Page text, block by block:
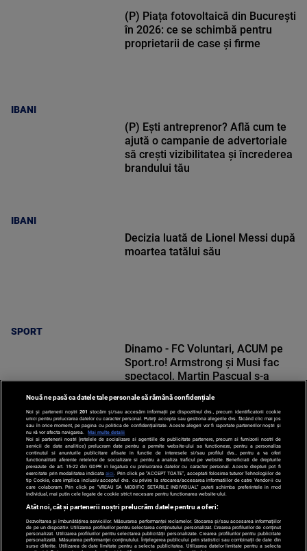
IBANI
(P) Piața fotovoltaică din București
în 2026: ce se schimbă pentru
proprietarii de case și firme
IBANI
(P) Ești antreprenor? Află cum te
ajută o campanie de advertoriale
să crești vizibilitatea și încrederea
brandului tău
SPORT
Decizia luată de Lionel Messi după
moartea tatălui său
SPORT
Dinamo - FC Voluntari, ACUM pe
Sport.ro! Armstrong și Musi fac
spectacol, Martin Pascual s-a
Nouă ne pasă ca datele tale personale să rămână confidențiale
Noi și partenerii noștri 201 stocăm și/sau accesăm informații pe dispozitivul dvs., precum identificatorii cookie
unici pentru prelucrarea datelor cu caracter personal. Puteți accepta sau gestiona alegerile dvs. făcând clic mai jos
sau în orice moment, pe pagina cu politica de confidențialitate. Aceste alegeri vor fi raportate partenerilor noștri și
nu vă vor afecta navigarea.
Mai multe detalii
Noi si partenerii nostri (retelele de socializare si agentiile de publicitate partenere, precum si furnizorii nostri de
servicii de date analitice) prelucram date pentru a permite website-ului sa functioneze, pentru a personaliza
continutul si anunturile publicitare afisate in functie de interesele si/sau profilul dvs., pentru a va oferi
functionalitati aferente retelelor de socializare si pentru a analiza traficul pe website. Beneficiati de drepturile
prevazute de art. 15-22 din GDPR in legatura cu prelucrarea datelor cu caracter personal. Aceste drepturi pot fi
exercitate prin modalitatea indicataaici . Prin click pe “ACCEPT TOATE”, acceptati folosirea tuturor Tehnologiilor de
tip Cookie, care implica inclusiv acceptul dvs. cu privire la stocarea/accesarea informatiilor de catre Vendor-ii cu
care colaboram. Prin click pe “VREAU SA MODIFIC SETARILE INDIVIDUAL” puteti schimba preferintele in mod
individual, mai putin cele legate de cookie strict necesare pentru functionarea website-ului.
Atât noi, cât și partenerii noștri prelucrăm datele pentru a oferi:
Dezvoltarea și îmbunătățirea serviciilor. Măsurarea performanței reclamelor. Stocarea și/sau accesarea informațiilor
de pe un dispozitiv. Utilizarea profilurilor pentru selectarea conținutului personalizat. Crearea profilurilor de conținut
personalizat. Utilizarea profilurilor pentru selectarea publicității personalizate. Crearea profilurilor pentru publicitate
personalizată. Măsurarea performanței conținutului. Înțelegerea publicului prin statistici sau combinații de date din
surse diferite. Utilizarea de date limitate pentru a selecta publicitatea. Utilizarea datelor limitate pentru a selecta